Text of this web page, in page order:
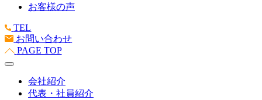
お客様の声
TEL
お問い合わせ
PAGE TOP
会社紹介
代表・社員紹介